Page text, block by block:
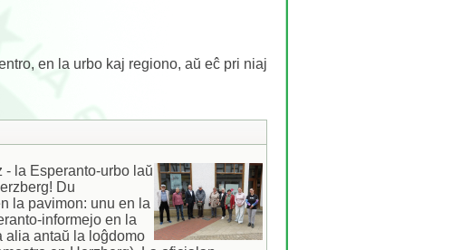
en la urbo kaj regiono, aŭ eĉ pri niaj
- la Esperanto-urbo laŭ
Du
la pavimon: unu en la
informejo en la
alia antaŭ la loĝdomo